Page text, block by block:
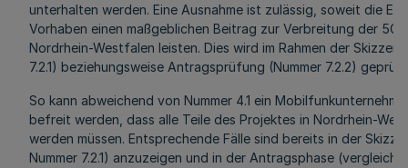
unterhalten werden. Eine Ausnahme ist zulässig, soweit die
Vorhaben einen maßgeblichen Beitrag zur Verbreitung der
Nordrhein-Westfalen leisten. Dies wird im Rahmen der
7.2.1) beziehungsweise Antragsprüfung (Nummer 7.2.2)
So kann abweichend von Nummer 4.1 ein
befreit werden, dass alle Teile des Projektes in Nordrhein-
werden müssen. Entsprechende Fälle sind bereits in der
Nummer 7.2.1) anzuzeigen und in der Antragsphase (vergleiche